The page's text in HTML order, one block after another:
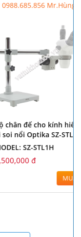
Mr.Hùng
đế cho kính hiển
Optika SZ-STL1H
SZ-STL1H
đ